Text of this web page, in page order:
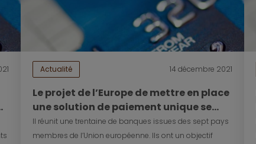
Actualité 14 décembre 2021
Le projet de l’Europe de mettre en place
une solution de paiement unique se
concrétise
Il réunit une trentaine de banques issues des sept pays
membres de l’Union européenne. Ils ont un objectif